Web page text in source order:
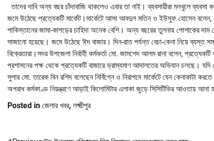
তাদের দাবি অন্য বছর চাঁদাবাজি থাকলেও এবার তা নাই। ব্যবসায়ীরা মনখুলে
জমে উঠেছে প্রত্যেকটি মার্কেট।মার্কেটে আসা আবদুল মতিন ও ইউসুফ হোসেন বলেন,
পাকিস্তানের জামা-কাপড়ের চাহিদা অনেক বেশি। অন্য বছরের তুলনায় পোশাকের দাম
সাজানো হয়েছে। জমে উঠেছে ঈদ বাজার। দিন-রাত পর্যন্ত বেচা-কেনা নিয়ে ব্যস্ত
বিক্রেতারা।সদর উপজেলা নির্বাহী কর্মকর্তা মো. জামশেদ আলম রানা বলেন,
প্রশাসনের পক্ষ থেকে প্রত্যেকটি বাজারে ভ্রাম্যমাণ আদালতের অভিযান চলছে।
সুপার মো. তারেক বিন রশিদ বলেছেন নির্বিগ্নে ও নিরাপদে মার্কেটে যেন কেনাকাটা
অপরাধ কর্মকাণ্ড নিয়ন্ত্রণে আড়াই কিলোমিটার এলাকা জুড়ে সিসিটিভির আওতায়
Posted in জেলার খবর, লক্ষ্মীপুর